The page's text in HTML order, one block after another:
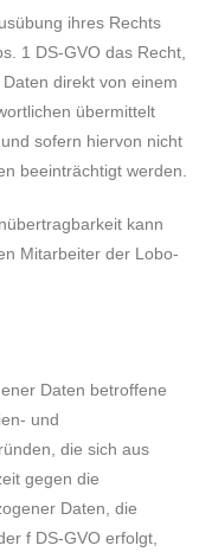
ihres Rechts
1 DS-GVO das Recht,
direkt von einem
übermittelt
sofern hiervon nicht
beeinträchtigt werden.
kann
Mitarbeiter der Lobo-
Daten betroffene
und
die sich aus
gegen die
Daten, die
f DS-GVO erfolgt,